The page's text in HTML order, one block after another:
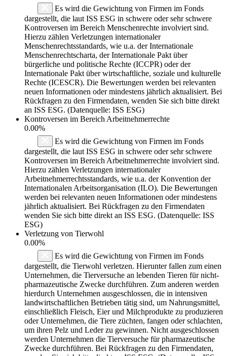
Es wird die Gewichtung von Firmen im Fonds
dargestellt, die laut ISS ESG in schwere oder sehr schwere
Kontroversen im Bereich Menschenrechte involviert sind.
Hierzu zählen Verletzungen internationaler
Menschenrechtsstandards, wie u.a. der Internationale
Menschenrechtscharta, der Internationale Pakt über
bürgerliche und politische Rechte (ICCPR) oder der
Internationale Pakt über wirtschaftliche, soziale und kulturelle
Rechte (ICESCR). Die Bewertungen werden bei relevanten
neuen Informationen oder mindestens jährlich aktualisiert. Bei
Rückfragen zu den Firmendaten, wenden Sie sich bitte direkt
an ISS ESG. (Datenquelle: ISS ESG)
Kontroversen im Bereich Arbeitnehmerrechte
0.00%
Es wird die Gewichtung von Firmen im Fonds
dargestellt, die laut ISS ESG in schwere oder sehr schwere
Kontroversen im Bereich Arbeitnehmerrechte involviert sind.
Hierzu zählen Verletzungen internationaler
Arbeitnehmerrechtsstandards, wie u.a. der Konvention der
Internationalen Arbeitsorganisation (ILO). Die Bewertungen
werden bei relevanten neuen Informationen oder mindestens
jährlich aktualisiert. Bei Rückfragen zu den Firmendaten
wenden Sie sich bitte direkt an ISS ESG. (Datenquelle: ISS
ESG)
Verletzung von Tierwohl
0.00%
Es wird die Gewichtung von Firmen im Fonds
dargestellt, die Tierwohl verletzen. Hierunter fallen zum einen
Unternehmen, die Tierversuche an lebenden Tieren für nicht-
pharmazeutische Zwecke durchführen. Zum anderen werden
hierdurch Unternehmen ausgeschlossen, die in intensiven
landwirtschaftlichen Betrieben tätig sind, um Nahrungsmittel,
einschließlich Fleisch, Eier und Milchprodukte zu produzieren
oder Unternehmen, die Tiere züchten, fangen oder schlachten,
um ihren Pelz und Leder zu gewinnen. Nicht ausgeschlossen
werden Unternehmen die Tierversuche für pharmazeutische
Zwecke durchführen. Bei Rückfragen zu den Firmendaten,